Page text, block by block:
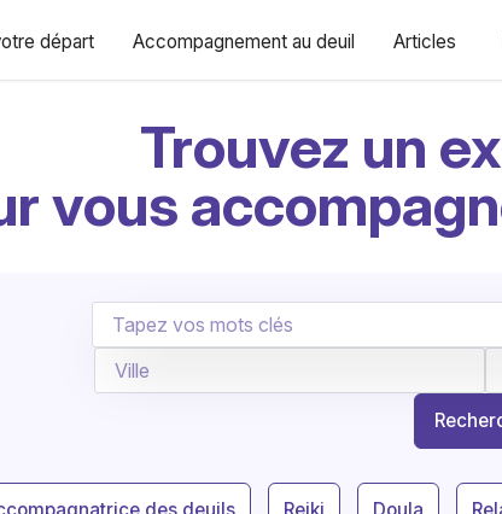
départ Accompagnement au deuil Articles
Trouvez un
vous